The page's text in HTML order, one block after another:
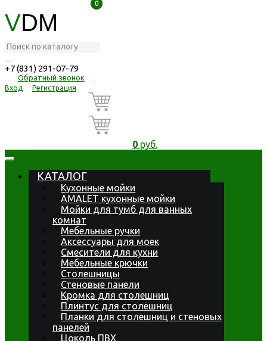
VDM
+7 (831) 291-07-79
Обратный звонок
Вход Регистрация
0
0
0руб.
КАТАЛОГ
Кухонные мойки
AMALET кухонные мойки
Мойки для тумб для ванных
комнат
Мебельные ручки
Аксессуары для моек
Смесители для кухни
Мебельные крючки
Столешницы
Стеновые панели
Кромка для столешниц
Плинтус для столешниц
Планки для столешниц и стеновых
панелей
Цоколь ПВХ